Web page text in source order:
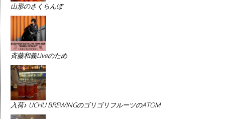
山形のさくらんぼ
斉藤和義Liveのため
入荷♪ UCHU BREWINGのゴリゴリフルーツのATOM